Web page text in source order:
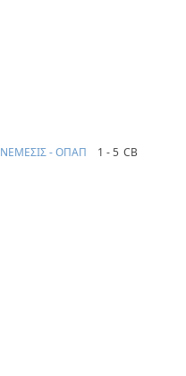
ΝΕΜΕΣΙΣ - ΟΠΑΠ 1 - 5 CB